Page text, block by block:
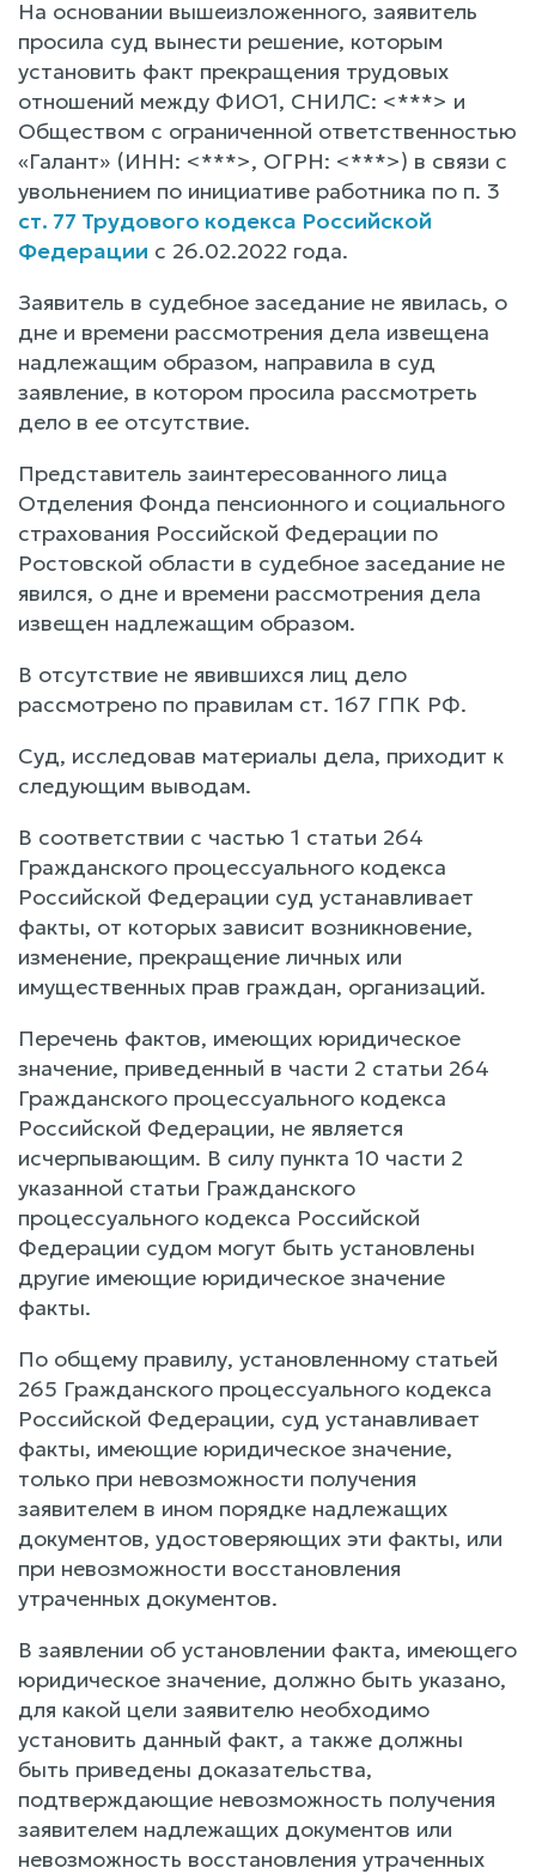
На основании вышеизложенного, заявитель
просила суд вынести решение, которым
установить факт прекращения трудовых
отношений между ФИО1, СНИЛС: <***> и
Обществом с ограниченной ответственностью
«Галант» (ИНН: <***>, ОГРН: <***>) в связи с
увольнением по инициативе работника по п. 3
ст. 77 Трудового кодекса Российской
Федерации с 26.02.2022 года.
Заявитель в судебное заседание не явилась, о
дне и времени рассмотрения дела извещена
надлежащим образом, направила в суд
заявление, в котором просила рассмотреть
дело в ее отсутствие.
Представитель заинтересованного лица
Отделения Фонда пенсионного и социального
страхования Российской Федерации по
Ростовской области в судебное заседание не
явился, о дне и времени рассмотрения дела
извещен надлежащим образом.
В отсутствие не явившихся лиц дело
рассмотрено по правилам ст. 167 ГПК РФ.
Суд, исследовав материалы дела, приходит к
следующим выводам.
В соответствии с частью 1 статьи 264
Гражданского процессуального кодекса
Российской Федерации суд устанавливает
факты, от которых зависит возникновение,
изменение, прекращение личных или
имущественных прав граждан, организаций.
Перечень фактов, имеющих юридическое
значение, приведенный в части 2 статьи 264
Гражданского процессуального кодекса
Российской Федерации, не является
исчерпывающим. В силу пункта 10 части 2
указанной статьи Гражданского
процессуального кодекса Российской
Федерации судом могут быть установлены
другие имеющие юридическое значение
факты.
По общему правилу, установленному статьей
265 Гражданского процессуального кодекса
Российской Федерации, суд устанавливает
факты, имеющие юридическое значение,
только при невозможности получения
заявителем в ином порядке надлежащих
документов, удостоверяющих эти факты, или
при невозможности восстановления
утраченных документов.
В заявлении об установлении факта, имеющего
юридическое значение, должно быть указано,
для какой цели заявителю необходимо
установить данный факт, а также должны
быть приведены доказательства,
подтверждающие невозможность получения
заявителем надлежащих документов или
невозможность восстановления утраченных